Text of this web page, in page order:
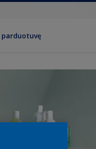
parduotuvę